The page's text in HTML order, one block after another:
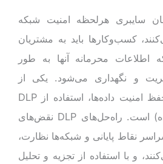
سایبری هرلحظه امنیت شبکه‌
کسب‌وکارها باید به مشتریان
اطلاعات محرمانه آنها به طور
و نگهداری می‌شود. یکی از
موثرترین راه‌حل‌های حفظ امنیت داده‌ها، استفاده از DLP
(جلوگیری از نشت داده) است. راه‌حل‌های DLP نقض‌های
نقاط پایانی و شبکه‌ها نظارت،
و با استفاده از تجزیه و تحلیل